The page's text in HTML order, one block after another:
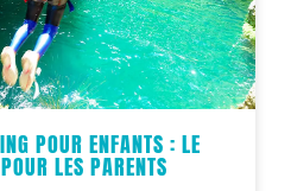
POUR ENFANTS : LE
LES PARENTS